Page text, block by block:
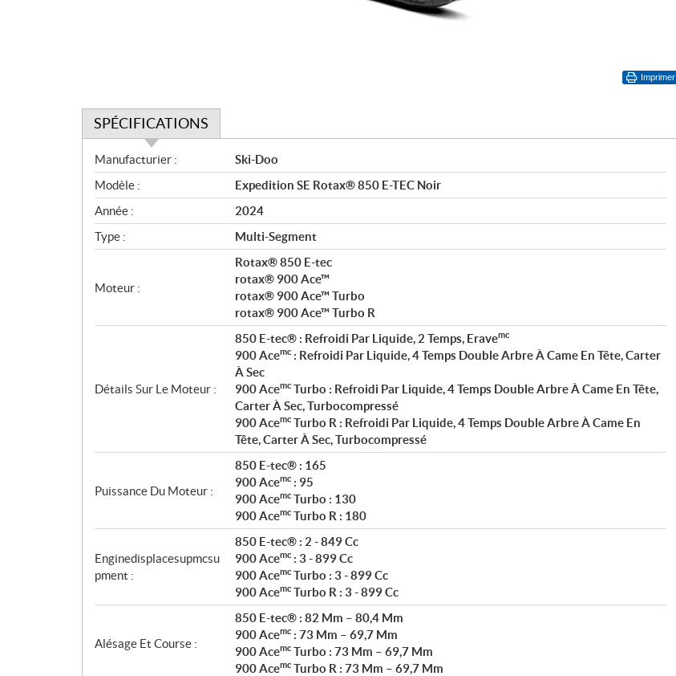
Imprimer
SPÉCIFICATIONS
S
p
é
c
i
f
c
s
Manufacturier :
Ski-Doo
Modèle :
Expedition SE Rotax® 850 E-TEC Noir
Année :
2024
Type :
Multi-Segment
Moteur :
Rotax® 850 E-tec
rotax® 900 Ace™
rotax® 900 Ace™ Turbo
rotax® 900 Ace™ Turbo R
Détails Sur Le Moteur :
850 E-tec® : Refroidi Par Liquide, 2 Temps, Eravemc
900 Acemc : Refroidi Par Liquide, 4 Temps Double Arbre À Came En Tête, Carter
À Sec
900 Acemc Turbo : Refroidi Par Liquide, 4 Temps Double Arbre À Came En Tête,
Carter À Sec, Turbocompressé
900 Acemc Turbo R : Refroidi Par Liquide, 4 Temps Double Arbre À Came En
Tête, Carter À Sec, Turbocompressé
Puissance Du Moteur :
850 E-tec® : 165
900 Acemc : 95
900 Acemc Turbo : 130
900 Acemc Turbo R : 180
Enginedisplacesupmcsu
pment :
850 E-tec® : 2 - 849 Cc
900 Acemc : 3 - 899 Cc
900 Acemc Turbo : 3 - 899 Cc
900 Acemc Turbo R : 3 - 899 Cc
Alésage Et Course :
850 E-tec® : 82 Mm – 80,4 Mm
900 Acemc : 73 Mm – 69,7 Mm
900 Acemc Turbo : 73 Mm – 69,7 Mm
900 Acemc Turbo R : 73 Mm – 69,7 Mm